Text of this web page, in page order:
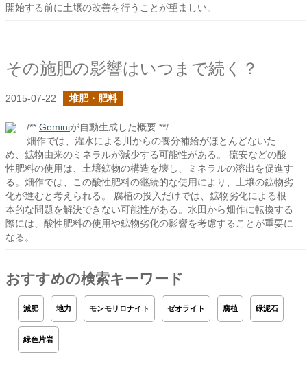
開始する前に土壌の改善を行うことが望ましい。
その施肥の影響はいつまで続く？
2015-07-22 堆肥・肥料
/** Geminiが自動生成した概要 **/
畑作では、灌水による川からの養分補給がほとんどないた
め、鉱物由来のミネラルが減少する可能性がある。 硫安などの酸
性肥料の使用は、土壌鉱物の構造を壊し、ミネラルの溶出を促進す
る。畑作では、この酸性肥料の継続的な使用により、土壌の鉱物劣
化が進むと考えられる。 腐植の投入だけでは、鉱物劣化による根
本的な問題を解決できない可能性がある。水田から畑作に転換する
際には、酸性肥料の使用や鉱物劣化の影響を考慮することが重要に
なる。
おすすめの検索キーワード
減肥 地力 モンモリロナイト ゼオライト 腐植 緑泥石
緑色片岩